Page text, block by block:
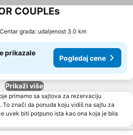
COUPLEsPogledaj cene
Centar grada: udaljenost 3.0 km
prikazale
Pogledaj cene
Prikaži više
primamo sa sajtova za rezervaciju
To znači da ponuda koju vidiš na sajtu za
uvek biti potpuno ista kao ona koja je bila